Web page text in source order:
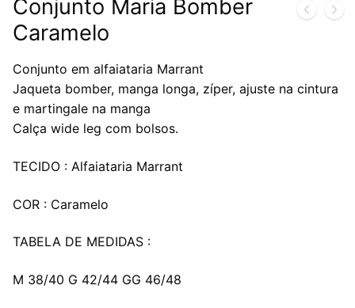
Conjunto Maria Bomber
Caramelo
Conjunto em alfaiataria Marrant
Jaqueta bomber, manga longa, zíper, ajuste na cintura
e martingale na manga
Calça wide leg com bolsos.
TECIDO : Alfaiataria Marrant
COR : Caramelo
TABELA DE MEDIDAS :
M 38/40 G 42/44 GG 46/48